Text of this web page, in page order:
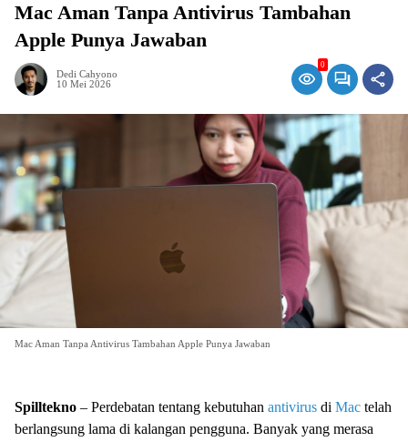
Mac Aman Tanpa Antivirus Tambahan
Apple Punya Jawaban
Dedi Cahyono
10 Mei 2026
0
Mac Aman Tanpa Antivirus Tambahan Apple Punya Jawaban
Spilltekno – Perdebatan tentang kebutuhan antivirus di Mac telah
berlangsung lama di kalangan pengguna. Banyak yang merasa